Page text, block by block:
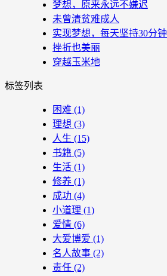
梦想，原来永远不嫌迟
未曾清贫难成人
实现梦想，每天坚持30分钟
挫折也美丽
穿越玉米地
标签列表
困难 (1)
理想 (3)
人生 (15)
书籍 (5)
生活 (1)
修养 (1)
成功 (4)
小道理 (1)
爱情 (6)
大爱博爱 (1)
名人故事 (2)
责任 (2)